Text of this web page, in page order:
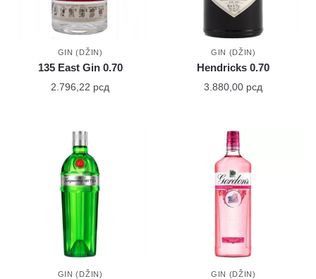
GIN (DŽIN)
135 East Gin 0.70
2.796,22 рсд
GIN (DŽIN)
Hendricks 0.70
3.880,00 рсд
GIN (DŽIN) GIN (DŽIN)